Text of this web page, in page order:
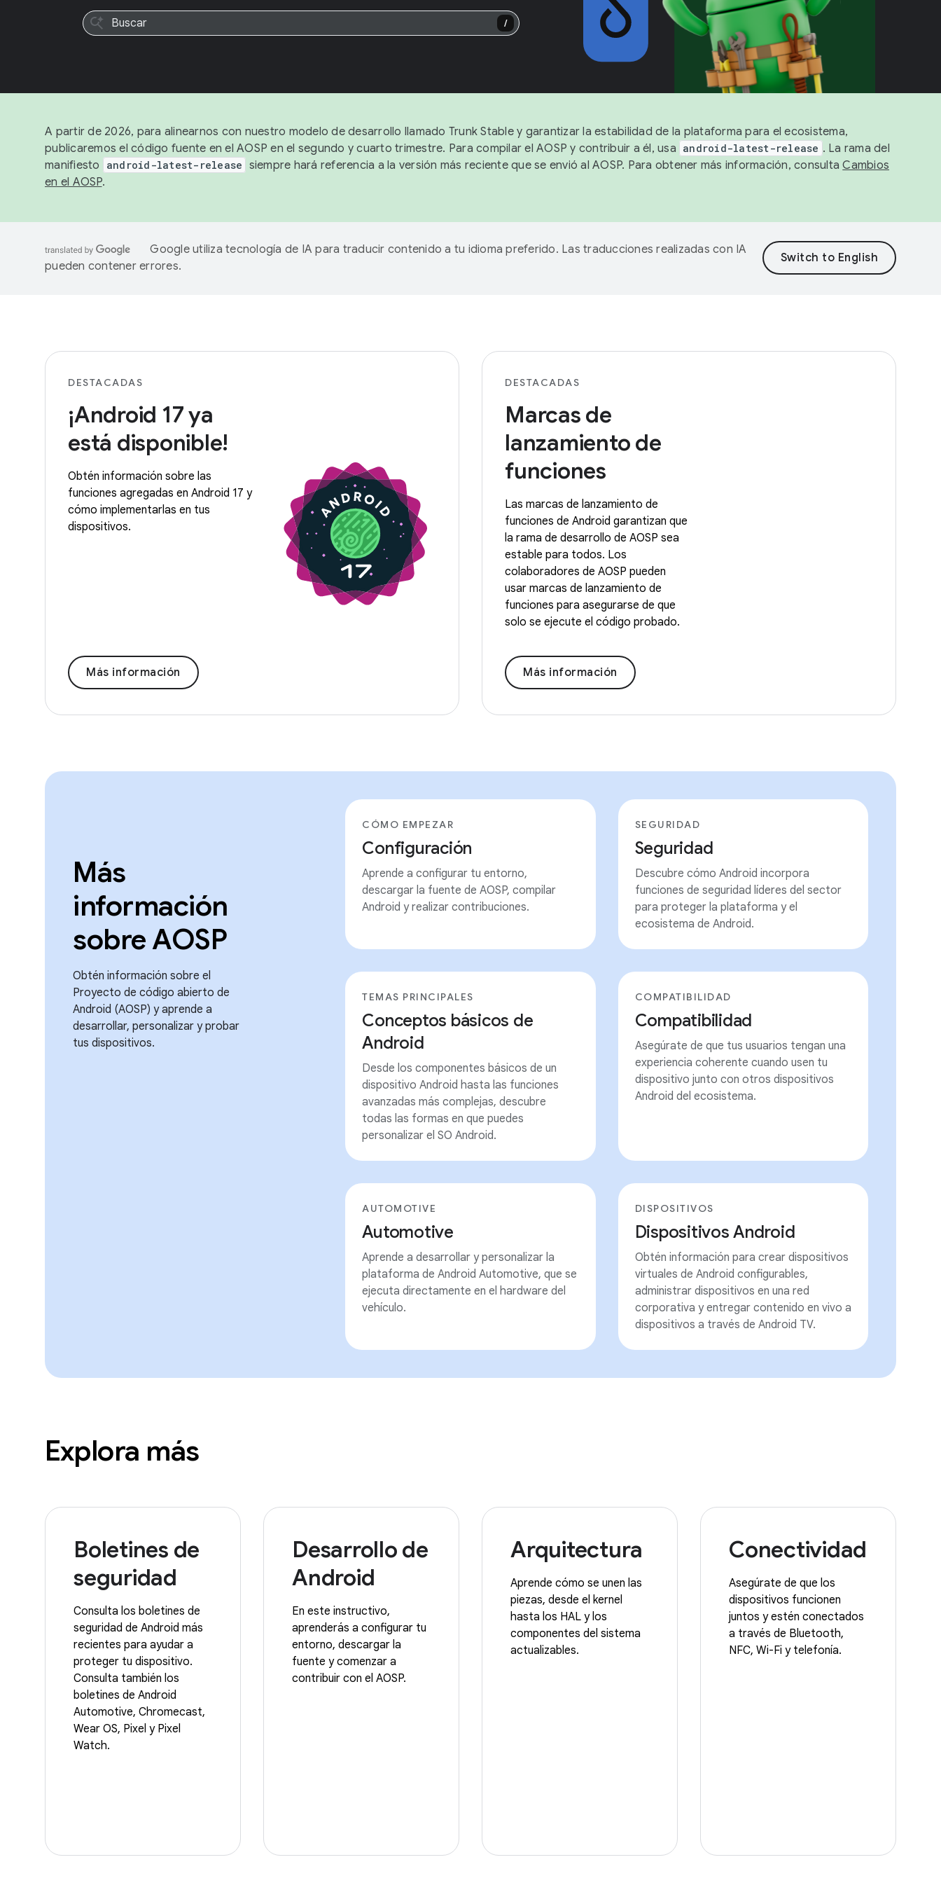
/
A partir de 2026, para alinearnos con nuestro modelo de desarrollo llamado Trunk Stable y garantizar la estabilidad de la plataforma para el ecosistema,
publicaremos el código fuente en el AOSP en el segundo y cuarto trimestre. Para compilar el AOSP y contribuir a él, usa android-latest-release . La rama del
manifiesto
android-latest-release siempre hará referencia a la versión más reciente que se envió al AOSP. Para obtener más información, consultaCambios
en el AOSP.
Google utiliza tecnología de IA para traducir contenido a tu idioma preferido. Las traducciones realizadas con IA
pueden contener errores.
DESTACADAS
¡Android 17 ya
está disponible!
Obtén información sobre las
funciones agregadas en Android 17 y
cómo implementarlas en tus
dispositivos.
Más información
DESTACADAS
Marcas de
lanzamiento de
funciones
Las marcas de lanzamiento de
funciones de Android garantizan que
la rama de desarrollo de AOSP sea
estable para todos. Los
colaboradores de AOSP pueden
usar marcas de lanzamiento de
funciones para asegurarse de que
solo se ejecute el código probado.
Más información
Más
información
sobre AOSP
Obtén información sobre el
Proyecto de código abierto de
Android (AOSP) y aprende a
desarrollar, personalizar y probar
tus dispositivos.
CÓMO EMPEZAR
Configuración
Aprende a configurar tu entorno,
descargar la fuente de AOSP, compilar
Android y realizar contribuciones.
SEGURIDAD
Seguridad
Descubre cómo Android incorpora
funciones de seguridad líderes del sector
para proteger la plataforma y el
ecosistema de Android.
TEMAS PRINCIPALES
Conceptos básicos de
Android
Desde los componentes básicos de un
dispositivo Android hasta las funciones
avanzadas más complejas, descubre
todas las formas en que puedes
personalizar el SO Android.
COMPATIBILIDAD
Compatibilidad
Asegúrate de que tus usuarios tengan una
experiencia coherente cuando usen tu
dispositivo junto con otros dispositivos
Android del ecosistema.
AUTOMOTIVE
Automotive
Aprende a desarrollar y personalizar la
plataforma de Android Automotive, que se
ejecuta directamente en el hardware del
vehículo.
DISPOSITIVOS
Dispositivos Android
Obtén información para crear dispositivos
virtuales de Android configurables,
administrar dispositivos en una red
corporativa y entregar contenido en vivo a
dispositivos a través de Android TV.
Explora más
Boletines de
seguridad
Consulta los boletines de
seguridad de Android más
recientes para ayudar a
proteger tu dispositivo.
Consulta también los
boletines de Android
Automotive, Chromecast,
Wear OS, Pixel y Pixel
Watch.
Desarrollo de
Android
En este instructivo,
aprenderás a configurar tu
entorno, descargar la
fuente y comenzar a
contribuir con el AOSP.
Arquitectura
Aprende cómo se unen las
piezas, desde el kernel
hasta los HAL y los
componentes del sistema
actualizables.
Conectividad
Asegúrate de que los
dispositivos funcionen
juntos y estén conectados
a través de Bluetooth,
NFC, Wi-Fi y telefonía.